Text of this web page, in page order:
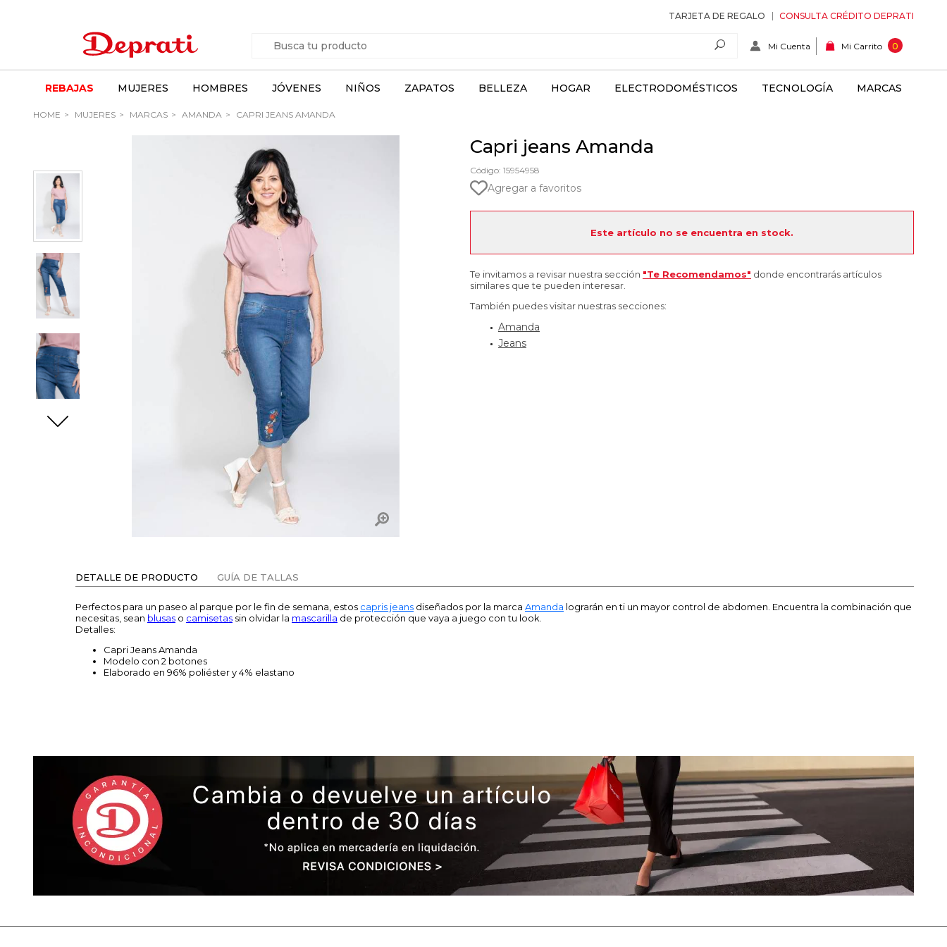
TARJETA DE REGALO CONSULTA CRÉDITO DEPRATI
Mi Cuenta Mi Carrito 0
REBAJAS MUJERES HOMBRES JÓVENES NIÑOS ZAPATOS BELLEZA HOGAR ELECTRODOMÉSTICOS TECNOLOGÍA MARCAS
HOME MUJERES MARCAS AMANDA CAPRI JEANS AMANDA
Capri jeans Amanda
Código: 15954958
Agregar a favoritos
Este artículo no se encuentra en stock.
Te invitamos a revisar nuestra sección "Te Recomendamos" donde encontrarás artículos
similares que te pueden interesar.
También puedes visitar nuestras secciones:
Amanda
Jeans
DETALLE DE PRODUCTO GUÍA DE TALLAS
Perfectos para un paseo al parque por le fin de semana, estos capris jeans diseñados por la marca Amanda lograrán en ti un mayor control de abdomen. Encuentra la combinación que
necesitas, sean blusas o camisetas sin olvidar la mascarilla de protección que vaya a juego con tu look.
Detalles:
Capri Jeans Amanda
Modelo con 2 botones
Elaborado en 96% poliéster y 4% elastano